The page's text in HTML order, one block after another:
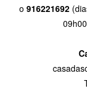
o 916221692